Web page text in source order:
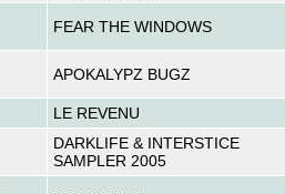
FEAR THE WINDOWS
APOKALYPZ BUGZ
LE REVENU
DARKLIFE & INTERSTICE
SAMPLER 2005